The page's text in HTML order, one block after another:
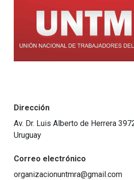
Dirección
Av. Dr. Luis Alberto de Herrera
Uruguay
Correo electrónico
organizacionuntmra@gmail.com